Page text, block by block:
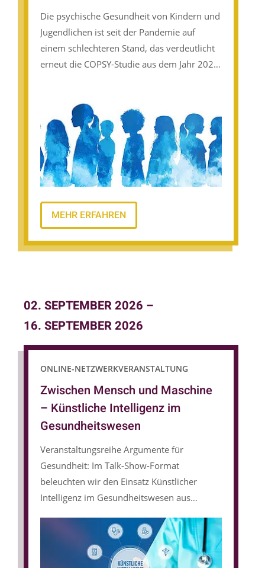
Die psychische Gesundheit von Kindern und
Jugendlichen ist seit der Pandemie auf
einem schlechteren Stand, das verdeutlicht
erneut die COPSY-Studie aus dem Jahr 2025.
Schüler:innen leidet derzeit an psychischen
Auffälligkeiten.
MEHR ERFAHREN
02. SEPTEMBER 2026 –
16. SEPTEMBER 2026
ONLINE-NETZWERKVERANSTALTUNG
Zwischen Mensch und Maschine
– Künstliche Intelligenz im
Gesundheitswesen
Veranstaltungsreihe Argumente für
Gesundheit: Im Talk-Show-Format
beleuchten wir den Einsatz Künstlicher
Intelligenz im Gesundheitswesen aus
Praxis in der Altenpflege über administrative
Prozesse in Kliniken und bei Krankenkassen
bis hin zur Gesundheitskompetenz von